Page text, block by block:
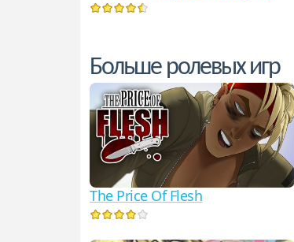
Больше ролевых игр
The Price Of Flesh